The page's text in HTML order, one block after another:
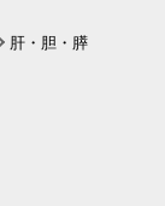
肝・胆・膵